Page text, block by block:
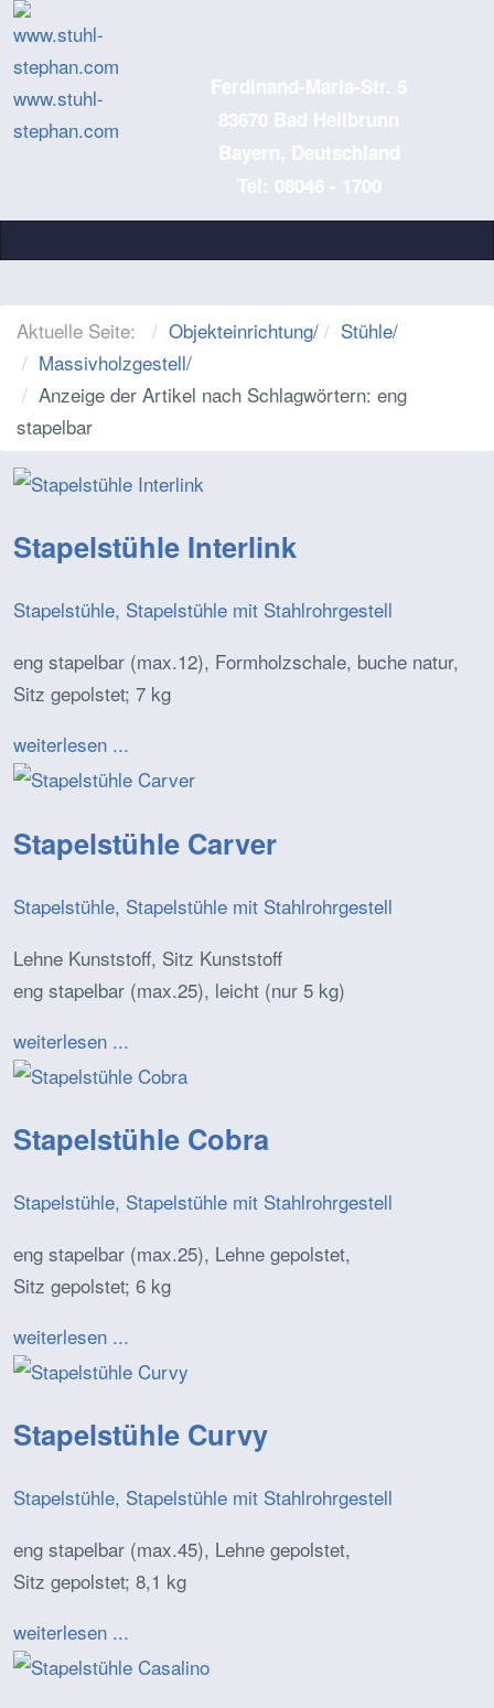
www.stuhl-
stephan.com
Ferdinand-Maria-Str. 5
83670 Bad Heilbrunn
Bayern, Deutschland
Tel: 08046 - 1700
Aktuelle Seite: Objekteinrichtung/ Stühle/
Massivholzgestell/
Anzeige der Artikel nach Schlagwörtern: eng
stapelbar
Stapelstühle Interlink
Stapelstühle, Stapelstühle mit Stahlrohrgestell
eng stapelbar (max.12), Formholzschale, buche natur,
Sitz gepolstet; 7 kg
weiterlesen ...
Stapelstühle Carver
Stapelstühle, Stapelstühle mit Stahlrohrgestell
Lehne Kunststoff, Sitz Kunststoff
eng stapelbar (max.25), leicht (nur 5 kg)
weiterlesen ...
Stapelstühle Cobra
Stapelstühle, Stapelstühle mit Stahlrohrgestell
eng stapelbar (max.25), Lehne gepolstet,
Sitz gepolstet; 6 kg
weiterlesen ...
Stapelstühle Curvy
Stapelstühle, Stapelstühle mit Stahlrohrgestell
eng stapelbar (max.45), Lehne gepolstet,
Sitz gepolstet; 8,1 kg
weiterlesen ...